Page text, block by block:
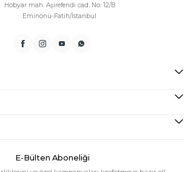
Hobyar mah. Aşirefendi cad. No: 12/B
Eminönü-Fatih/İstanbul
E-Bülten Aboneliği